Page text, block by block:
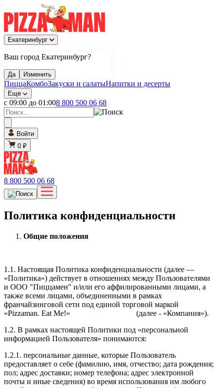
Екатеринбург
Ваш город Екатеринбург?
Да Изменить
ПиццаКомбоЗакуски и салатыНапитки и десерты
Еще
с 09:00 до 01:008 800 500 06 68
Войти
0 ₽
8 800 500 06 68
Политика конфиденциальности
Общие положения
1.1. Настоящая Политика конфиденциальности (далее —
«Политика») действует в отношениях между Пользователями
и ООО "Пиццамен" и/или его аффилированными лицами, а
также всеми лицами, объединенными в рамках
франчайзинговой сети под единой торговой маркой
«Pizzaman. Eat Me!» (далее - «Компания»).
1.2. В рамках настоящей Политики под «персональной
информацией Пользователя» понимаются:
1.2.1. персональные данные, которые Пользователь
предоставляет о себе (фамилию, имя, отчество; дата рождения;
пол; адрес доставки; номер телефона; адрес электронной
почты и иные сведения) во время использования им любого